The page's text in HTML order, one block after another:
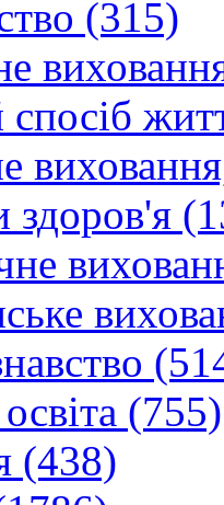
(315)
здоров'я
(755)
(438)